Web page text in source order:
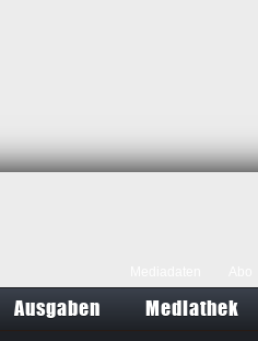
Ausgaben Mediathek